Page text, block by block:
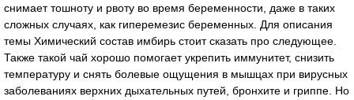
снимает тошноту и рвоту во время беременности, даже в таких
сложных случаях, как гиперемезис беременных. Для описания
темы Химический состав имбирь стоит сказать про следующее.
Также такой чай хорошо помогает укрепить иммунитет, снизить
температуру и снять болевые ощущения в мышцах при вирусных
заболеваниях верхних дыхательных путей, бронхите и гриппе. Но